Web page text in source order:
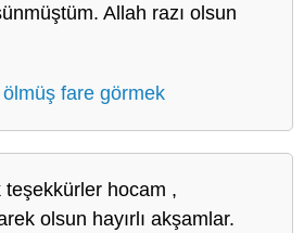
Allah razı olsun
fare görmek
hocam ,
olsun hayırlı akşamlar.